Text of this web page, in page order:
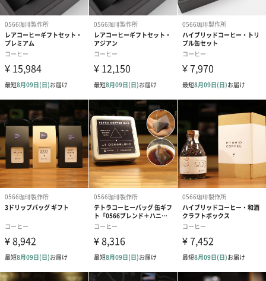
パッケージにはコーヒーの銘柄がデザインされ期待感が膨
らむ！
蓋を開けるとレアコーヒーのパッケージが登場！
パッケージはナンバリングされコーヒーの名が刻まれてい
ます
【NO,1《幻のコーヒー・コピルアック》】
コーヒーの赤い実を好んで食べるジャコウネコから消化されずに
排泄されたものを精製、焙煎したものが幻のコーヒー・コピルア
ック。体内酵素の影響で不思議な香味が生み出されると言われ、
希少価値が高く不思議で甘美な芳香は人々を魅了し続けていま
す。
【NO,2《ゲイシャ・パナマ》】
ゲイシャとは品種の名前です。エチオピアで誕生したコーヒーは